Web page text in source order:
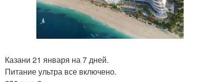
Казани 21 января на 7 дней.
Питание ультра все включено.